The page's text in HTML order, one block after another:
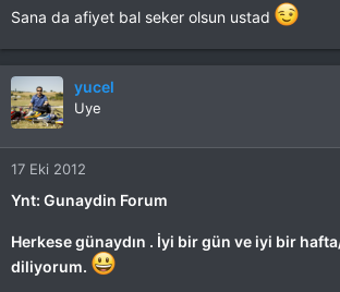
Sana da afiyet bal seker olsun ustad
yucel
Uye
17 Eki 2012
Ynt: Gunaydin Forum
Herkese günaydın . İyi bir gün ve iyi bir
diliyorum.